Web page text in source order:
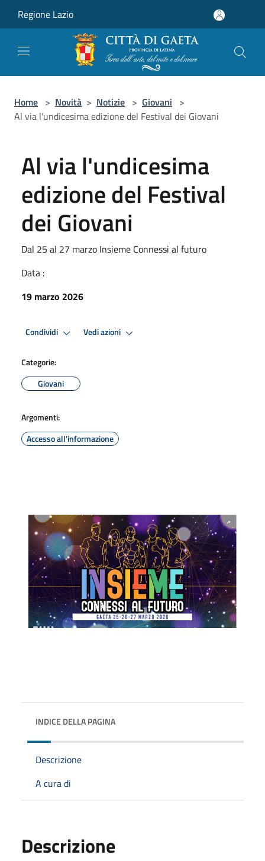
Regione Lazio
Home > Novità > Notizie > Giovani >
Al via l'undicesima edizione del Festival dei Giovani
Al via l'undicesima
edizione del Festival
dei Giovani
Dal 25 al 27 marzo Insieme Connessi al futuro
Data :
19 marzo 2026
Condividi Vedi azioni
Categorie:
Giovani
Argomenti:
Accesso all'informazione
INDICE DELLA PAGINA
Descrizione
A cura di
Descrizione